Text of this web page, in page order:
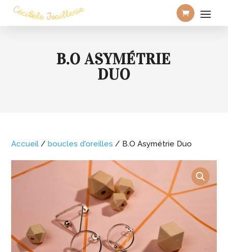
B.O ASYMÉTRIE
DUO
Accueil /boucles d'oreilles / B.O Asymétrie Duo